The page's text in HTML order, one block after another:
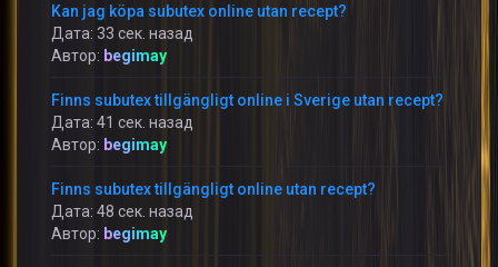
Kan jag köpa subutex online utan recept?
Дата: 33 сек. назад
Автор: begimay
Finns subutex tillgängligt online i Sverige utan recept?
Дата: 41 сек. назад
Автор: begimay
Finns subutex tillgängligt online utan recept?
Дата: 48 сек. назад
Автор: begimay